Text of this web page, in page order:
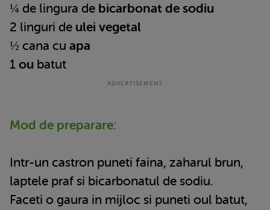
¼ de lingura de bicarbonat de sodiu
2 linguri de ulei vegetal
½ cana cu apa
1 ou batut
Mod de preparare:
Intr-un castron puneti faina, zaharul brun,
laptele praf si bicarbonatul de sodiu.
Faceti o gaura in mijloc si puneti oul batut,